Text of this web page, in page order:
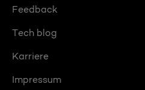
Feedback
Tech blog
Karriere
Impressum